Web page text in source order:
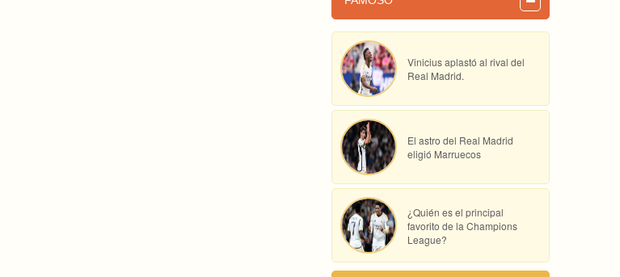
Vinicius aplastó al rival del
Real Madrid.
El astro del Real Madrid
eligió Marruecos
¿Quién es el principal
favorito de la Champions
League?